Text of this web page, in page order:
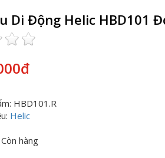
Di Động Helic HBD101
HBD101.R
Helic
hàng